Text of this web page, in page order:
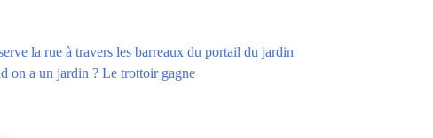
on a un jardin ? Le trottoir gagne